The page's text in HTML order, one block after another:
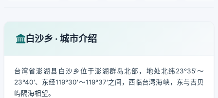
白沙乡 · 城市介绍
台湾省澎湖县白沙乡位于澎湖群岛北部，地处北纬23°35′～
23°40′、东经119°30′～119°37′之间，西临台湾海峡，东与吉贝
屿隔海相望。